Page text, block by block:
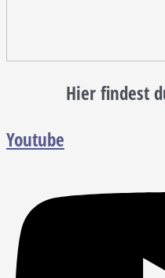
Hier findest
Youtube